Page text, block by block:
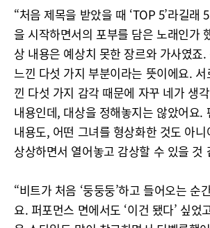
“처음 제목을 받았을 때 ‘TOP 5’라길래
을 시작하면서의 포부를 담은 노래인가
상 내용은 예상치 못한 장르와 가사였죠
느낀 다섯 가지 부분이라는 뜻이에요.
낀 다섯 가지 감각 때문에 자꾸 네가 생
내용인데, 대상을 정해놓지는 않았어요.
내용도, 어떤 그녀를 형상화한 것도 아
상상하면서 열어놓고 감상할 수 있을 것
“비트가 처음 ‘둥둥둥’하고 들어오는 순
요. 퍼포먼스 면에서도 ‘이건 됐다’ 싶었